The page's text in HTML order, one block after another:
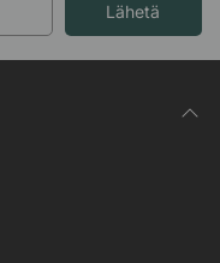
Lähetä